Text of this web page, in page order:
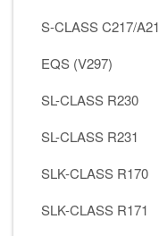
S-CLASS C217/
EQS (V297)
SL-CLASS R230
SL-CLASS R231
SLK-CLASS R170
SLK-CLASS R171